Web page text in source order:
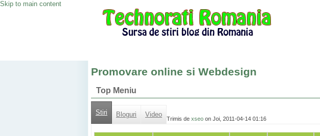
Skip to main content
Promovare online si Webdesign
Top Meniu
Stiri Bloguri Video
Trimis de xseo on Joi, 2011-04-14 01:16